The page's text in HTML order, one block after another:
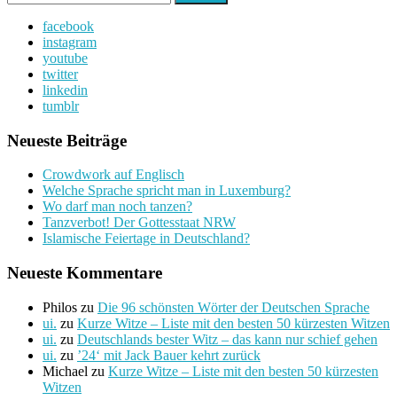
nach:
facebook
instagram
youtube
twitter
linkedin
tumblr
Neueste Beiträge
Crowdwork auf Englisch
Welche Sprache spricht man in Luxemburg?
Wo darf man noch tanzen?
Tanzverbot! Der Gottesstaat NRW
Islamische Feiertage in Deutschland?
Neueste Kommentare
Philos zu Die 96 schönsten Wörter der Deutschen Sprache
ui. zu Kurze Witze – Liste mit den besten 50 kürzesten Witzen
ui. zu Deutschlands bester Witz – das kann nur schief gehen
ui. zu ’24‘ mit Jack Bauer kehrt zurück
Michael zu Kurze Witze – Liste mit den besten 50 kürzesten
Witzen